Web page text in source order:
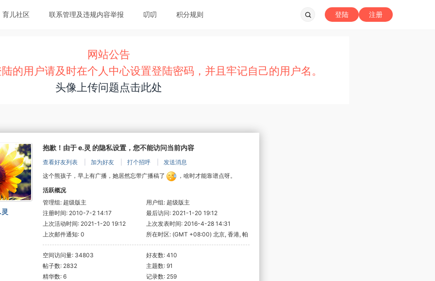
育儿社区 联系管理及违规内容举报 叨叨 积分规则 注册
登陆
网站公告
的用户请及时在个人中心设置登陆密码，并且牢记自己的用户名。
头像上传问题点击此处
抱歉！由于 e.灵 的隐私设置，您不能访问当前内容
查看好友列表 加为好友 打个招呼
发送消息
这个熊孩子，早上有广播，她居然忘带广播稿了
，啥时才能靠谱点呀。
活跃概况
管理组: 超级版主 用户组: 超级版主
注册时间: 2010-7-2 14:17
最后访问: 2021-1-20 19:12
上次活动时间: 2021-1-20 19:12
上次发表时间: 2016-4-28 14:31
上次邮件通知: 0
所在时区: (GMT +08:00) 北京, 香港, 帕
斯, 新加坡, 台北
空间访问量: 34803
好友数: 410
帖子数: 2832
主题数: 91
精华数: 6
记录数: 259